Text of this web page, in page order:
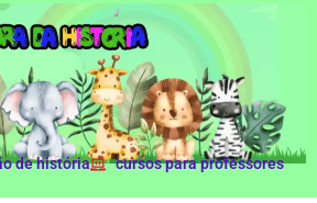
de história cursos para professores